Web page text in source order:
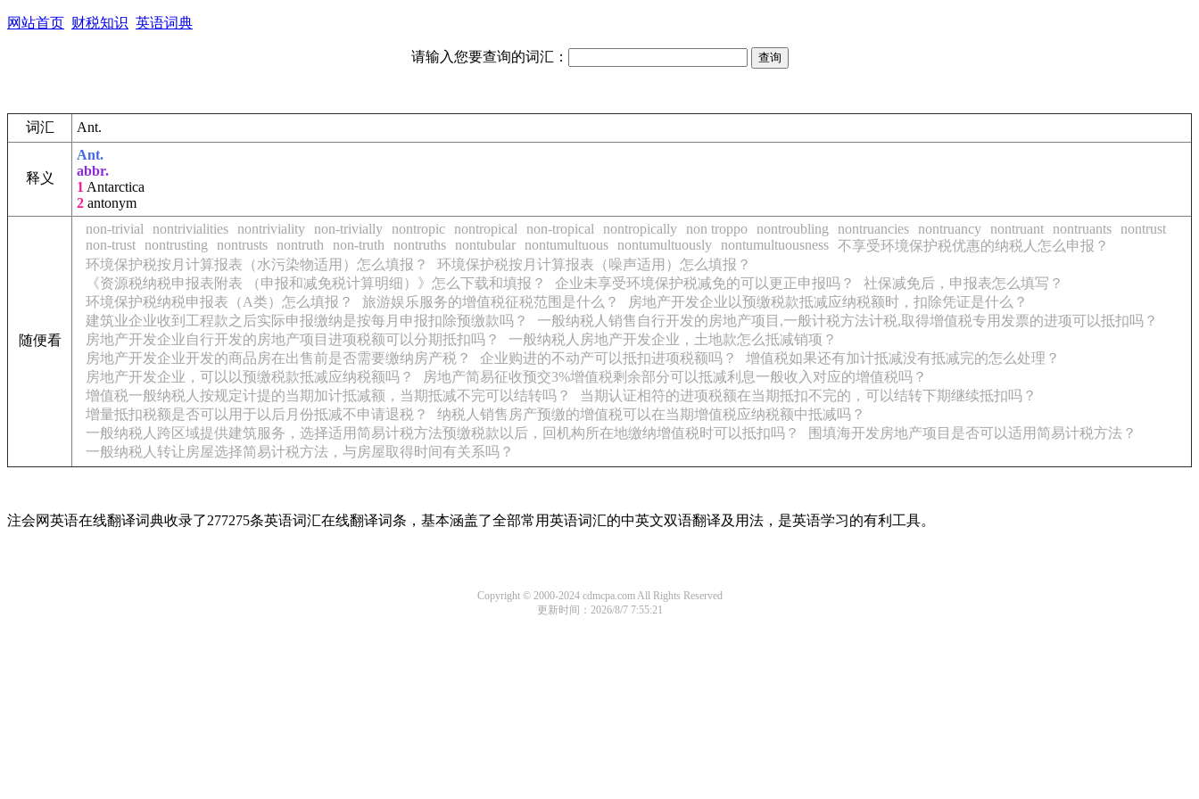
网站首页 财税知识 英语词典
请输入您要查询的词汇：
词汇 Ant.
释义
Ant.
abbr.
1 Antarctica
2 antonym
随便看
non-trivial nontrivialities nontriviality non-trivially nontropic nontropical non-tropical nontropically non troppo nontroubling nontruancies nontruancy nontruant nontruants
nontrust
non-trust
nontrusting nontrusts nontruth non-truth nontruths nontubular nontumultuous nontumultuously nontumultuousness 不享受环境保护税优惠的纳税人怎么申报？
环境保护税按月计算报表（水污染物适用）怎么填报？
环境保护税按月计算报表（噪声适用）怎么填报？
《资源税纳税申报表附表 （申报和减免税计算明细）》怎么下载和填报？
企业未享受环境保护税减免的可以更正申报吗？
社保减免后，申报表怎么填写？
环境保护税纳税申报表（A类）怎么填报？
旅游娱乐服务的增值税征税范围是什么？
房地产开发企业以预缴税款抵减应纳税额时，扣除凭证是什么？
建筑业企业收到工程款之后实际申报缴纳是按每月申报扣除预缴款吗？
一般纳税人销售自行开发的房地产项目,一般计税方法计税,取得增值税专用发票的进项可以抵扣吗？
房地产开发企业自行开发的房地产项目进项税额可以分期抵扣吗？
一般纳税人房地产开发企业，土地款怎么抵减销项？
房地产开发企业开发的商品房在出售前是否需要缴纳房产税？
企业购进的不动产可以抵扣进项税额吗？
增值税如果还有加计抵减没有抵减完的怎么处理？
房地产开发企业，可以以预缴税款抵减应纳税额吗？
房地产简易征收预交3%增值税剩余部分可以抵减利息一般收入对应的增值税吗？
增值税一般纳税人按规定计提的当期加计抵减额，当期抵减不完可以结转吗？
当期认证相符的进项税额在当期抵扣不完的，可以结转下期继续抵扣吗？
增量抵扣税额是否可以用于以后月份抵减不申请退税？
纳税人销售房产预缴的增值税可以在当期增值税应纳税额中抵减吗？
一般纳税人跨区域提供建筑服务，选择适用简易计税方法预缴税款以后，回机构所在地缴纳增值税时可以抵扣吗？
围填海开发房地产项目是否可以适用简易计税方法？
一般纳税人转让房屋选择简易计税方法，与房屋取得时间有关系吗？
注会网英语在线翻译词典收录了277275条英语词汇在线翻译词条，基本涵盖了全部常用英语词汇的中英文双语翻译及用法，是英语学习的有利工具。
Copyright © 2000-2024 cdmcpa.com All Rights Reserved
更新时间：2026/8/7 7:55:21